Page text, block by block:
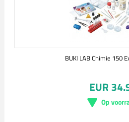
BUKI LAB Chimie 150
EUR
Op